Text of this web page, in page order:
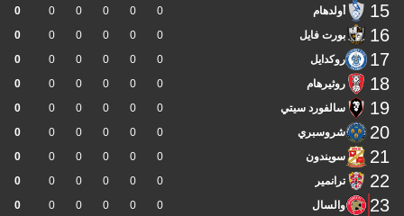
15 أولدهام 0
0
0
0
0
0
16 بورت فايل 0
0
0
0
0
0
17 روكدايل 0
0
0
0
0
0
18 روثيرهام 0
0
0
0
0
0
19 سالفورد سيتي 0
0
0
0
0
0
20 شروسبري 0
0
0
0
0
0
21 سويندون 0
0
0
0
0
0
22 ترانمير 0
0
0
0
0
0
23 والسال 0
0
0
0
0
0